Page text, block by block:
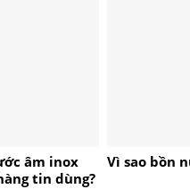
âm inox
tin dùng?
Vì sao bồn